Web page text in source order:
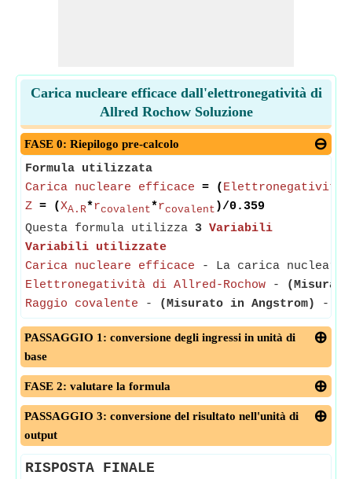
Carica nucleare efficace dall'elettronegatività di
Allred Rochow Soluzione
FASE 0: Riepilogo pre-calcolo
Formula utilizzata
Carica nucleare efficace = ( Elettronegatività
Z = (XA.R*rcovalent*rcovalent )/0.359
Questa formula utilizza 3 Variabili
Variabili utilizzate
Carica nucleare efficace - La carica
Elettronegatività di Allred-Rochow -
Raggio covalente - (Misurato in Angstrom) - Il
PASSAGGIO 1: conversione degli ingressi in unità di
base
FASE 2: valutare la formula
PASSAGGIO 3: conversione del risultato nell'unità di
output
RISPOSTA FINALE